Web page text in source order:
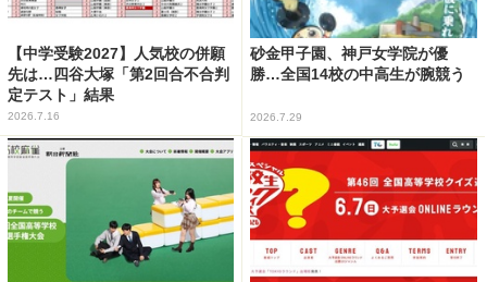
【中学受験2027】人気校の併願
先は…四谷大塚「第2回合不合判
定テスト」結果
2026.7.16
砂金甲子園、神戸女学院が優
勝…全国14校の中高生が腕競う
2026.7.29